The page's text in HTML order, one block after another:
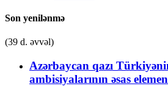
Son yenilənmə
(39 d. əvvəl)
Azərbaycan qazı
ambisiyalarının əsas